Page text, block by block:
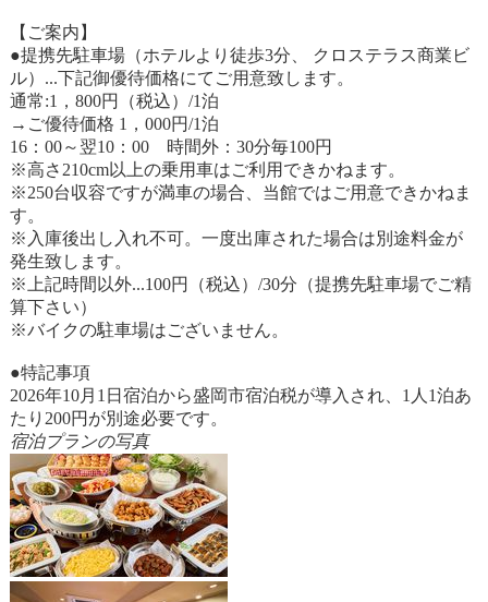
【ご案内】
●提携先駐車場（ホテルより徒歩3分、 クロステラス商業ビ
ル）...下記御優待価格にてご用意致します。
通常:1，800円（税込）/1泊
→ご優待価格 1，000円/1泊
16：00～翌10：00 時間外：30分毎100円
※高さ210cm以上の乗用車はご利用できかねます。
※250台収容ですが満車の場合、当館ではご用意できかねま
す。
※入庫後出し入れ不可。一度出庫された場合は別途料金が
発生致します。
※上記時間以外...100円（税込）/30分（提携先駐車場でご精
算下さい）
※バイクの駐車場はございません。
●特記事項
2026年10月1日宿泊から盛岡市宿泊税が導入され、1人1泊あ
たり200円が別途必要です。
宿泊プランの写真